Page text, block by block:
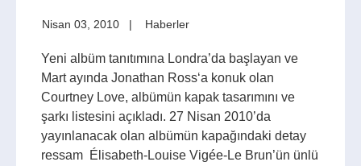
Nisan 03, 2010 Haberler
Yeni albüm tanıtımına Londra’da başlayan ve
Mart ayında Jonathan Ross‘a konuk olan
Courtney Love, albümün kapak tasarımını ve
şarkı listesini açıkladı. 27 Nisan 2010’da
yayınlanacak olan albümün kapağındaki detay
ressam Élisabeth-Louise Vigée-Le Brun’ün ünlü